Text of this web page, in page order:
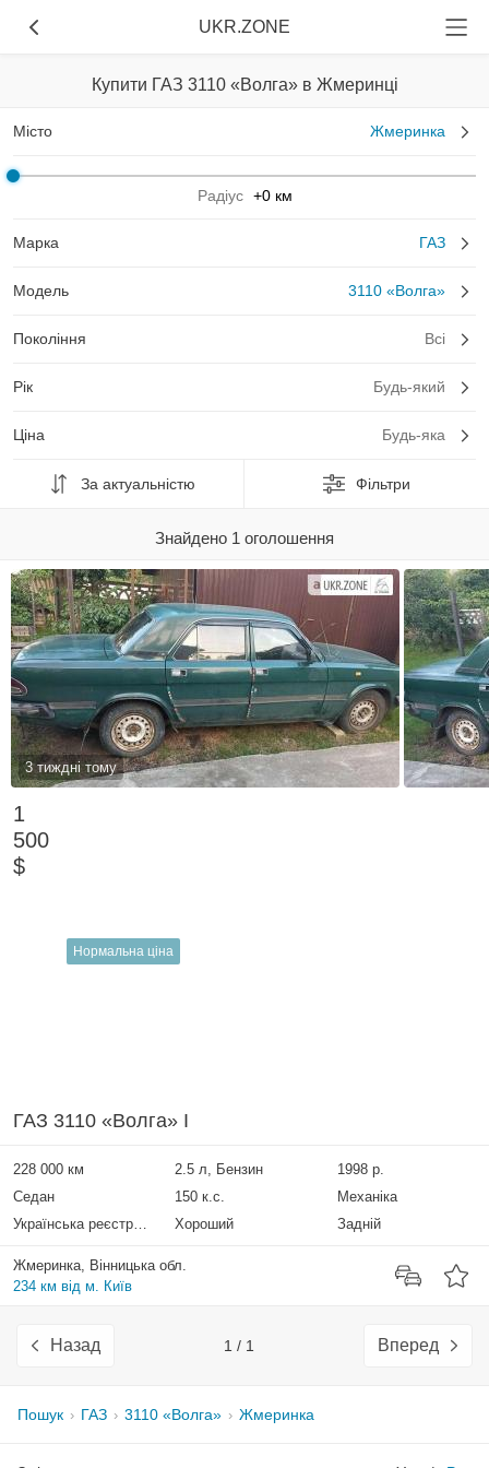
UKR.ZONE
Купити ГАЗ 3110 «Волга» в Жмеринці
Місто Жмеринка
Радіус +0 км
Марка ГАЗ
Модель 3110 «Волга»
Покоління Всі
Рік Будь-який
Ціна Будь-яка
За актуальністю Фільтри
Знайдено 1 оголошення
3 тиждні тому
1
500
$
Нормальна ціна
ГАЗ 3110 «Волга» I
228 000 км 2.5 л, Бензин
1998 р.
Седан
150 к.с.
Механіка
Українська реєстрація
Хороший Задній
Жмеринка, Вінницька обл.
234 км від м. Київ
Назад 1 / 1 Вперед
Пошук ГАЗ 3110 «Волга» Жмеринка